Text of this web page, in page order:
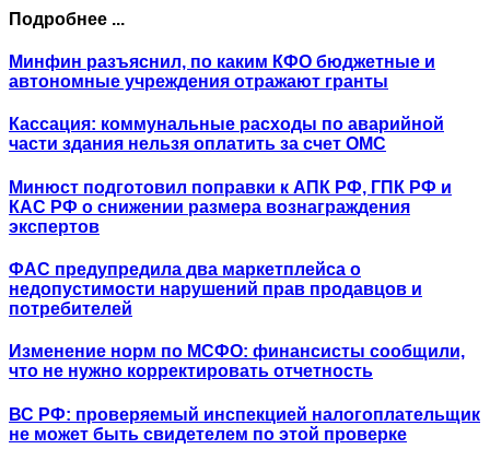
Подробнее ...
Минфин разъяснил, по каким КФО бюджетные и
автономные учреждения отражают гранты
Кассация: коммунальные расходы по аварийной
части здания нельзя оплатить за счет ОМС
Минюст подготовил поправки к АПК РФ, ГПК РФ и
КАС РФ о снижении размера вознаграждения
экспертов
ФАС предупредила два маркетплейса о
недопустимости нарушений прав продавцов и
потребителей
Изменение норм по МСФО: финансисты сообщили,
что не нужно корректировать отчетность
ВС РФ: проверяемый инспекцией налогоплательщик
не может быть свидетелем по этой проверке